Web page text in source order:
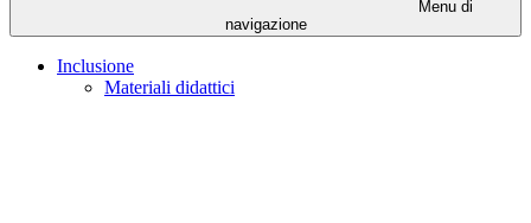
Menu di
navigazione
Inclusione
Materiali didattici